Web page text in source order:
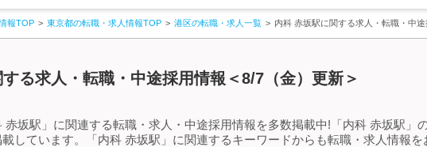
報TOP 東京都の転職・求人情報TOP 港区の転職・求人一覧 内科 赤坂駅に関する求人・転職・中
る求人・転職・中途採用情報＜8/7（金）更新＞
赤坂駅」に関連する転職・求人・中途採用情報を多数掲載中!「内科 赤坂駅」
しています。「内科 赤坂駅」に関連するキーワードからも転職・求人情報